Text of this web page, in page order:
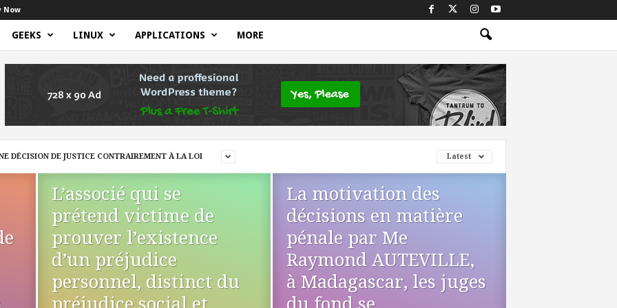
Now
GEEKS LINUX APPLICATIONS MORE
DÉCISION DE JUSTICE CONTRAIREMENT À LA LOI Latest
L’associé qui se
prétend victime de
prouver l’existence
d’un préjudice
personnel, distinct du
préjudice social et
La motivation des
décisions en matière
pénale par Me
Raymond AUTEVILLE,
à Madagascar, les juges
du fond se